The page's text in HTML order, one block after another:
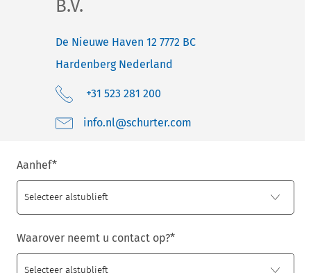
B.V.
De Nieuwe Haven 12 7772 BC
Hardenberg Nederland
+31 523 281 200
moc.retruhcs@ln.ofni
Aanhef*
Waarover neemt u contact op?*